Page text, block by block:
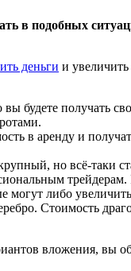
в подобных
деньги и
будете получать
в аренду и
но всё-таки
либо
Стоимость
вложения, вы